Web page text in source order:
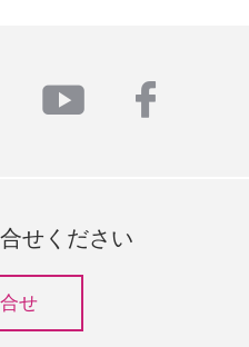
youtube
せください
せ